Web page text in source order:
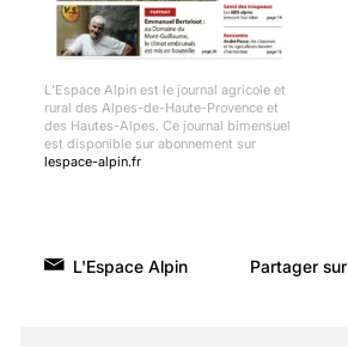
L’Espace Alpin est le journal agricole et
rural des Alpes-de-Haute-Provence et
des Hautes-Alpes. Ce journal bimensuel
est disponible sur abonnement sur
lespace-alpin.fr
L'Espace Alpin Partager sur